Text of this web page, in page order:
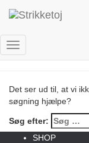
SkiftHov!..
Det ser ud til, at vi
søgning hjælpe?
Søg efter:
SHOP